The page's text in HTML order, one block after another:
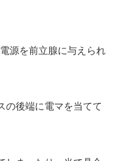
源を前立腺に与えられ
の後端に電マを当てて